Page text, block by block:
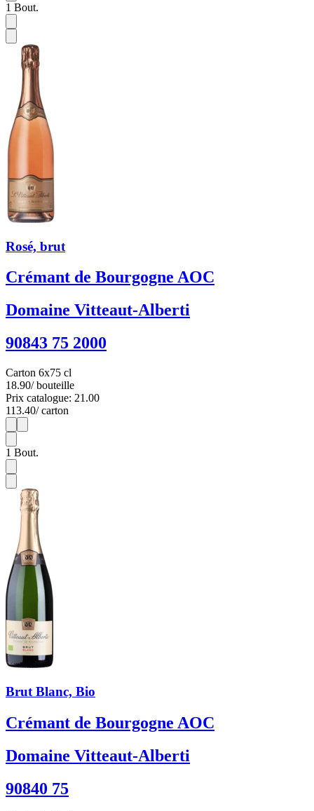
1 Bout.
Rosé, brut
Crémant de Bourgogne AOC
Domaine Vitteaut-Alberti
90843 75 2000
Carton 6x75 cl
18.90/ bouteille
Prix catalogue: 21.00
113.40/ carton
1
1 Bout.
Brut Blanc, Bio
Crémant de Bourgogne AOC
Domaine Vitteaut-Alberti
90840 75